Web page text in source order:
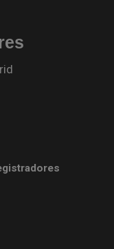
en ventana nueva)